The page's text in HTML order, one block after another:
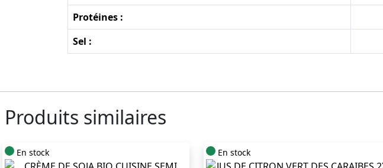
Protéines :
Sel :
Produits similaires
En stock En stock